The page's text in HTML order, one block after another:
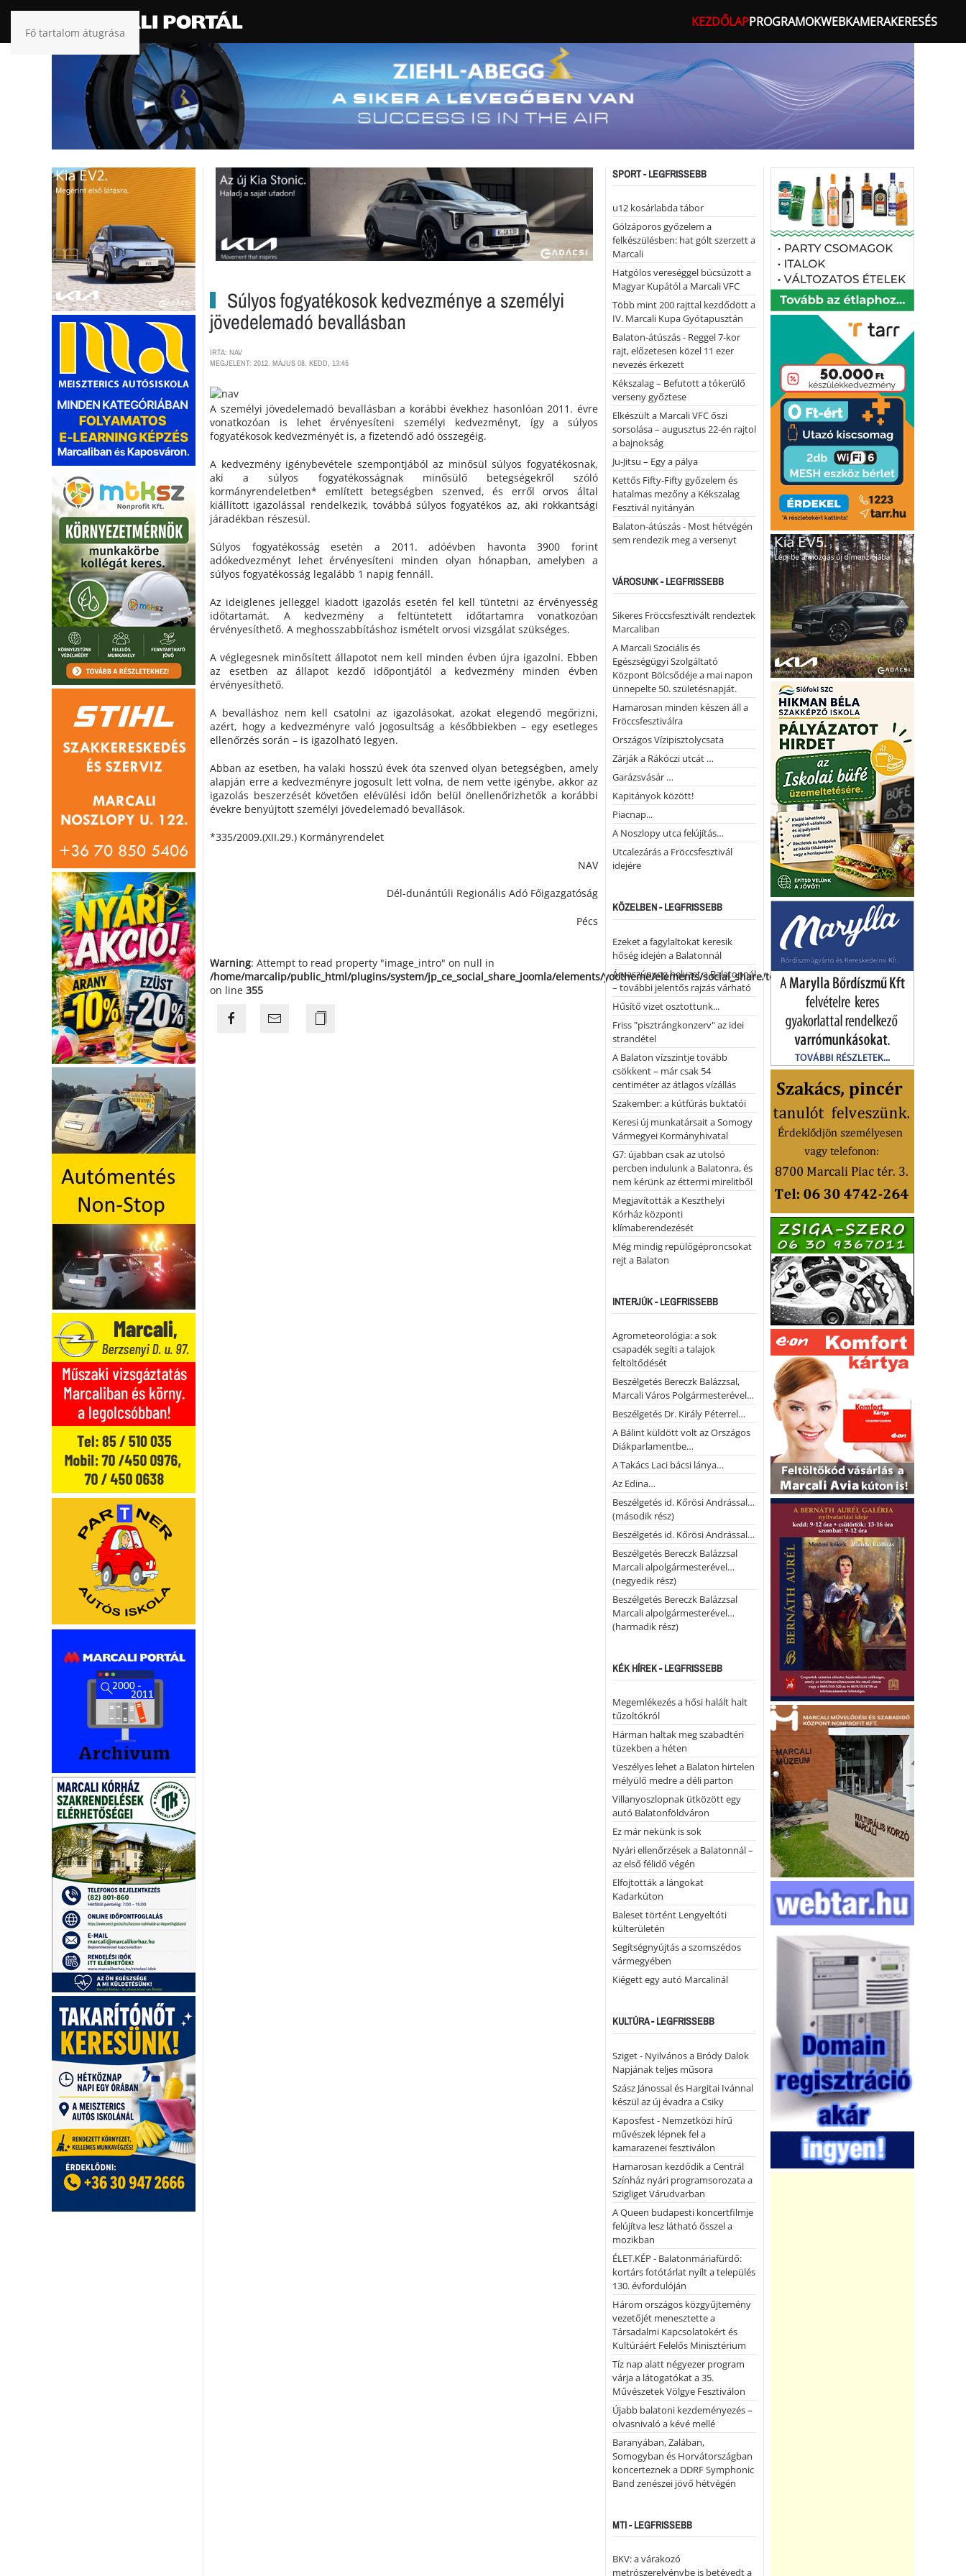
Fő tartalom átugrása
KEZDŐLAPPROGRAMOKWEBKAMERAKERESÉS
Súlyos fogyatékosok kedvezménye a személyi
jövedelemadó bevallásban
ÍRTA: NAV
MEGJELENT: 2012. MÁJUS 08. KEDD, 13:45
A személyi jövedelemadó bevallásban a korábbi évekhez hasonlóan 2011. évre
vonatkozóan is lehet érvényesíteni személyi kedvezményt, így a súlyos
fogyatékosok kedvezményét is, a fizetendő adó összegéig.
A kedvezmény igénybevétele szempontjából az minősül súlyos fogyatékosnak,
aki a súlyos fogyatékosságnak minősülő betegségekről szóló
kormányrendeletben* említett betegségben szenved, és erről orvos által
kiállított igazolással rendelkezik, továbbá súlyos fogyatékos az, aki rokkantsági
járadékban részesül.
Súlyos fogyatékosság esetén a 2011. adóévben havonta 3900 forint
adókedvezményt lehet érvényesíteni minden olyan hónapban, amelyben a
súlyos fogyatékosság legalább 1 napig fennáll.
Az ideiglenes jelleggel kiadott igazolás esetén fel kell tüntetni az érvényesség
időtartamát. A kedvezmény a feltüntetett időtartamra vonatkozóan
érvényesíthető. A meghosszabbításhoz ismételt orvosi vizsgálat szükséges.
A véglegesnek minősített állapotot nem kell minden évben újra igazolni. Ebben
az esetben az állapot kezdő időpontjától a kedvezmény minden évben
érvényesíthető.
A bevalláshoz nem kell csatolni az igazolásokat, azokat elegendő megőrizni,
azért, hogy a kedvezményre való jogosultság a későbbiekben – egy esetleges
ellenőrzés során – is igazolható legyen.
Abban az esetben, ha valaki hosszú évek óta szenved olyan betegségben, amely
alapján erre a kedvezményre jogosult lett volna, de nem vette igénybe, akkor az
igazolás beszerzését követően elévülési időn belül önellenőrizhetők a korábbi
évekre benyújtott személyi jövedelemadó bevallások.
*335/2009.(XII.29.) Kormányrendelet
NAV
Dél-dunántúli Regionális Adó Főigazgatóság
Pécs
Warning: Attempt to read property "image_intro" on null in
/home/marcalip/public_html/plugins/system/jp_ce_social_share_joomla/elements/yootheme/elements/social_share/templates/template.php
on line 355
SPORT - LEGFRISSEBB
u12 kosárlabda tábor
Gólzáporos győzelem a
felkészülésben: hat gólt szerzett a
Marcali
Hatgólos vereséggel búcsúzott a
Magyar Kupától a Marcali VFC
Több mint 200 rajttal kezdődött a
IV. Marcali Kupa Gyótapusztán
Balaton-átúszás - Reggel 7-kor
rajt, előzetesen közel 11 ezer
nevezés érkezett
Kékszalag – Befutott a tókerülő
verseny győztese
Elkészült a Marcali VFC őszi
sorsolása – augusztus 22-én rajtol
a bajnokság
Ju-Jitsu – Egy a pálya
Kettős Fifty-Fifty győzelem és
hatalmas mezőny a Kékszalag
Fesztivál nyitányán
Balaton-átúszás - Most hétvégén
sem rendezik meg a versenyt
VÁROSUNK - LEGFRISSEBB
Sikeres Fröccsfesztivált rendeztek
Marcaliban
A Marcali Szociális és
Egészségügyi Szolgáltató
Központ Bölcsődéje a mai napon
ünnepelte 50. születésnapját.
Hamarosan minden készen áll a
Fröccsfesztiválra
Országos Vízipisztolycsata
Zárják a Rákóczi utcát …
Garázsvásár …
Kapitányok között!
Piacnap...
A Noszlopy utca felújítás…
Utcalezárás a Fröccsfesztivál
idejére
KÖZELBEN - LEGFRISSEBB
Ezeket a fagylaltokat keresik
hőség idején a Balatonnál
Árvaszúnyog helyzet a Balatonnál
– további jelentős rajzás várható
Hűsítő vizet osztottunk...
Friss "pisztrángkonzerv" az idei
strandétel
A Balaton vízszintje tovább
csökkent – már csak 54
centiméter az átlagos vízállás
Szakember: a kútfúrás buktatói
Keresi új munkatársait a Somogy
Vármegyei Kormányhivatal
G7: újabban csak az utolsó
percben indulunk a Balatonra, és
nem kérünk az éttermi mirelitből
Megjavították a Keszthelyi
Kórház központi
klímaberendezését
Még mindig repülőgéproncsokat
rejt a Balaton
INTERJÚK - LEGFRISSEBB
Agrometeorológia: a sok
csapadék segíti a talajok
feltöltődését
Beszélgetés Bereczk Balázzsal,
Marcali Város Polgármesterével…
Beszélgetés Dr. Király Péterrel…
A Bálint küldött volt az Országos
Diákparlamentbe…
A Takács Laci bácsi lánya…
Az Edina…
Beszélgetés id. Kőrösi Andrással…
(második rész)
Beszélgetés id. Kőrösi Andrással…
Beszélgetés Bereczk Balázzsal
Marcali alpolgármesterével…
(negyedik rész)
Beszélgetés Bereczk Balázzsal
Marcali alpolgármesterével…
(harmadik rész)
KÉK HÍREK - LEGFRISSEBB
Megemlékezés a hősi halált halt
tűzoltókról
Hárman haltak meg szabadtéri
tüzekben a héten
Veszélyes lehet a Balaton hirtelen
mélyülő medre a déli parton
Villanyoszlopnak ütközött egy
autó Balatonföldváron
Ez már nekünk is sok
Nyári ellenőrzések a Balatonnál –
az első félidő végén
Elfojtották a lángokat
Kadarkúton
Baleset történt Lengyeltóti
külterületén
Segítségnyújtás a szomszédos
vármegyében
Kiégett egy autó Marcalinál
KULTÚRA - LEGFRISSEBB
Sziget - Nyilvános a Bródy Dalok
Napjának teljes műsora
Szász Jánossal és Hargitai Ivánnal
készül az új évadra a Csiky
Kaposfest - Nemzetközi hírű
művészek lépnek fel a
kamarazenei fesztiválon
Hamarosan kezdődik a Centrál
Színház nyári programsorozata a
Szigliget Várudvarban
A Queen budapesti koncertfilmje
felújítva lesz látható ősszel a
mozikban
ÉLET.KÉP - Balatonmáriafürdő:
kortárs fotótárlat nyílt a település
130. évfordulóján
Három országos közgyűjtemény
vezetőjét menesztette a
Társadalmi Kapcsolatokért és
Kultúráért Felelős Minisztérium
Tíz nap alatt négyezer program
várja a látogatókat a 35.
Művészetek Völgye Fesztiválon
Újabb balatoni kezdeményezés –
olvasnivaló a kévé mellé
Baranyában, Zalában,
Somogyban és Horvátországban
koncerteznek a DDRF Symphonic
Band zenészei jövő hétvégén
MTI - LEGFRISSEBB
BKV: a várakozó
metrószerelvénybe is betévedt a